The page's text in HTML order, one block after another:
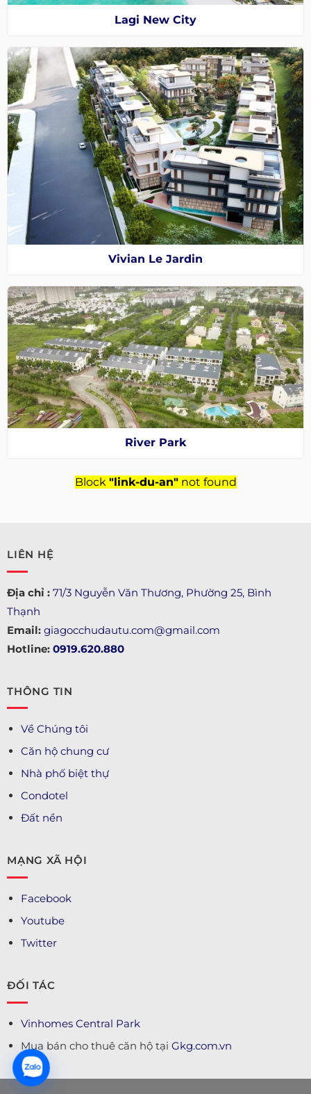
Lagi New City
Vivian Le Jardin
River Park
Block "link-du-an"not found
LIÊN HỆ
Địa chỉ : 71/3 Nguyễn Văn Thương, Phường 25, Bình
Thạnh
Email: giagocchudautu.com@gmail.com
Hotline: 0919.620.880
THÔNG TIN
Về Chúng tôi
Căn hộ chung cư
Nhà phố biệt thự
Condotel
Đất nền
MẠNG XÃ HỘI
Facebook
Youtube
Twitter
ĐỐI TÁC
Vinhomes Central Park
Mua bán cho thuê căn hộ tại Gkg.com.vn